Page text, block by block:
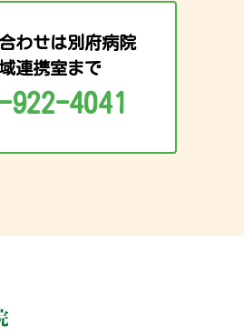
わせは別府病院
連携室まで
922-4041